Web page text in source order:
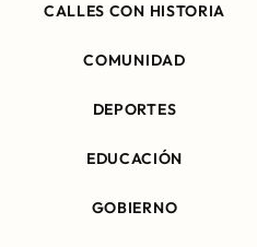
CALLES CON HISTORIA
COMUNIDAD
DEPORTES
EDUCACIÓN
GOBIERNO